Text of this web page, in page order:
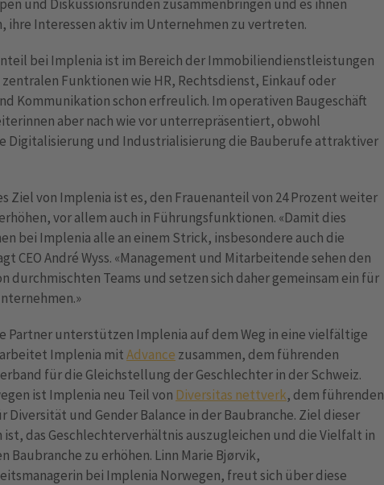
und Diskussionsrunden zusammenbringen und es ihnen
ihre Interessen aktiv im Unternehmen zu vertreten.
bei Implenia ist im Bereich der Immobiliendienstleistungen
zentralen Funktionen wie HR, Rechtsdienst, Einkauf oder
Kommunikation schon erfreulich. Im operativen Baugeschäft
aber nach wie vor unterrepräsentiert, obwohl
Digitalisierung und Industrialisierung die Bauberufe attraktiver
Ziel von Implenia ist es, den Frauenanteil von 24 Prozent weiter
vor allem auch in Führungsfunktionen. «Damit dies
bei Implenia alle an einem Strick, insbesondere auch die
CEO André Wyss. «Management und Mitarbeitende sehen den
durchmischten Teams und setzen sich daher gemeinsam ein für
Partner unterstützen Implenia auf dem Weg in eine vielfältige
Implenia mitAdvance zusammen, dem führenden
für die Gleichstellung der Geschlechter in der Schweiz.
ist Implenia neu Teil von Diversitas nettverk, dem führenden
Diversität und Gender Balance in der Baubranche. Ziel dieser
ist, das Geschlechterverhältnis auszugleichen und die Vielfalt in
Baubranche zu erhöhen. Linn Marie Bjørvik,
bei Implenia Norwegen, freut sich über diese